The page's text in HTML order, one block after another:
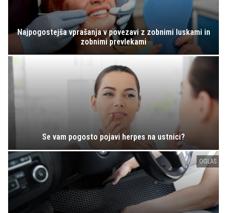
Najpogostejša vprašanja v povezavi z zobnimi luskami in
zobnimi prevlekami
Se vam pogosto pojavi herpes na ustnici?
OGLAS